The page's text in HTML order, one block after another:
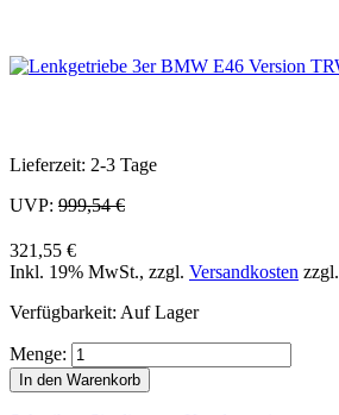
Lieferzeit: 2-3 Tage
UVP: 999,54 €
321,55 €
Inkl. 19% MwSt., zzgl. Versandkosten zzgl.
Verfügbarkeit: Auf Lager
Menge:
In den Warenkorb